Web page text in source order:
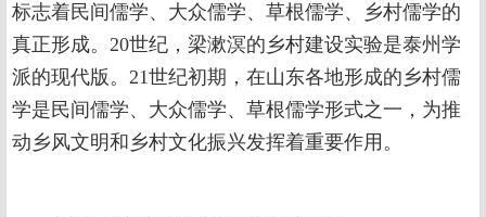
标志着民间儒学、大众儒学、草根儒学、乡村儒学的
真正形成。20世纪，梁漱溟的乡村建设实验是泰州学
派的现代版。21世纪初期，在山东各地形成的乡村儒
学是民间儒学、大众儒学、草根儒学形式之一，为推
动乡风文明和乡村文化振兴发挥着重要作用。